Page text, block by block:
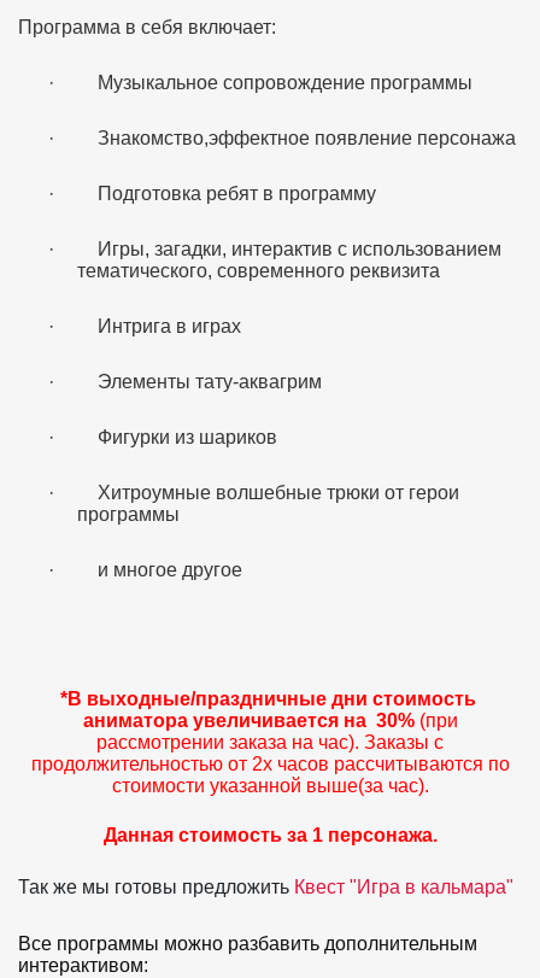
Программа в себя включает:
· Музыкальное сопровождение программы
· Знакомство,эффектное появление персонажа
· Подготовка ребят в программу
·
Игры, загадки, интерактив с использованием
тематического, современного реквизита
· Интрига в играх
· Элементы тату-аквагрим
· Фигурки из шариков
·
Хитроумные волшебные трюки от герои
программы
· и многое другое
*В выходные/праздничные дни стоимость
аниматора увеличивается на 30%(при
рассмотрении заказа на час). Заказы с
продолжительностью от 2х часов рассчитываются по
стоимости указанной выше(за час).
Данная стоимость за 1 персонажа.
Так же мы готовы предложить Квест "Игра в кальмара"
Все программы можно разбавить дополнительным
интерактивом: